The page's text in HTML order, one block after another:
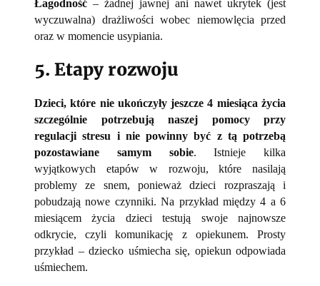
Łagodność – żadnej jawnej ani nawet ukrytek (jest
wyczuwalna) drażliwości wobec niemowlęcia przed
oraz w momencie usypiania.
5. Etapy rozwoju
Dzieci, które nie ukończyły jeszcze 4 miesiąca życia
szczególnie potrzebują naszej pomocy przy
regulacji stresu i nie powinny być z tą potrzebą
pozostawiane samym sobie. Istnieje kilka
wyjątkowych etapów w rozwoju, które nasilają
problemy ze snem, ponieważ dzieci rozpraszają i
pobudzają nowe czynniki. Na przykład między 4 a 6
miesiącem życia dzieci testują swoje najnowsze
odkrycie, czyli komunikację z opiekunem. Prosty
przykład – dziecko uśmiecha się, opiekun odpowiada
uśmiechem.